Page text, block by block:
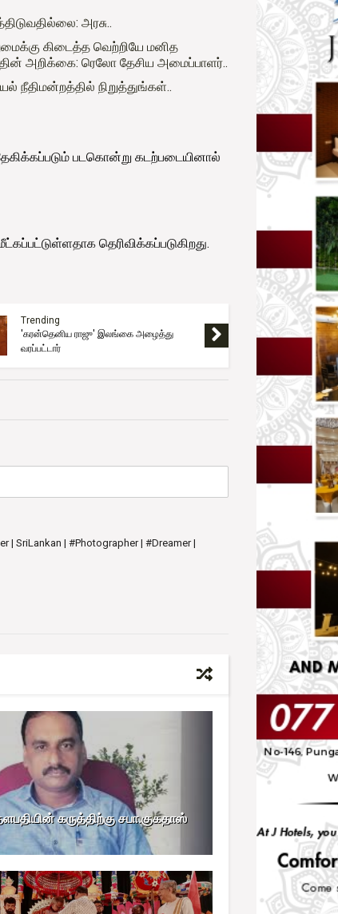
அரசு..
கிடைத்த வெற்றியே மனித
அறிக்கை: ரெலோ தேசிய அமைப்பாளர்..
நீதிமன்றத்தில் நிறுத்துங்கள்..
படகொன்று கடற்படையினால்
தெரிவிக்கப்படுகிறது.
Trending
'கரன்தெனிய ராஜு' இலங்கை அழைத்து
வரப்பட்டார்
| SriLankan | #Photographer | #Dreamer |
கருத்திற்கு சபா.குகதாஸ்